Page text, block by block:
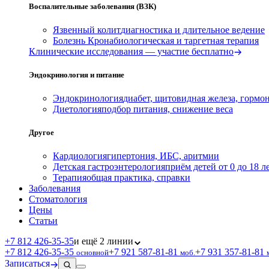
Воспалительные заболевания (ВЗК)
Язвенный колитдиагностика и длительное ведение
Болезнь Кронабиологическая и таргетная терапия
Клинические исследования — участие бесплатно
Эндокринология и питание
Эндокринологиядиабет, щитовидная железа,
Диетологияподбор питания, снижение веса
Другое
Кардиологиягипертония, ИБС, аритмии
Детская гастроэнтерологияприём детей от 0 до 18
Терапияобщая практика, справки
Заболевания
Стоматология
Цены
Статьи
+7 812 426‑35‑35и ещё 2 линии
+7 812 426‑35‑35 основной+7 921 587‑81‑81 моб.+7 931 357‑81‑81
Записаться